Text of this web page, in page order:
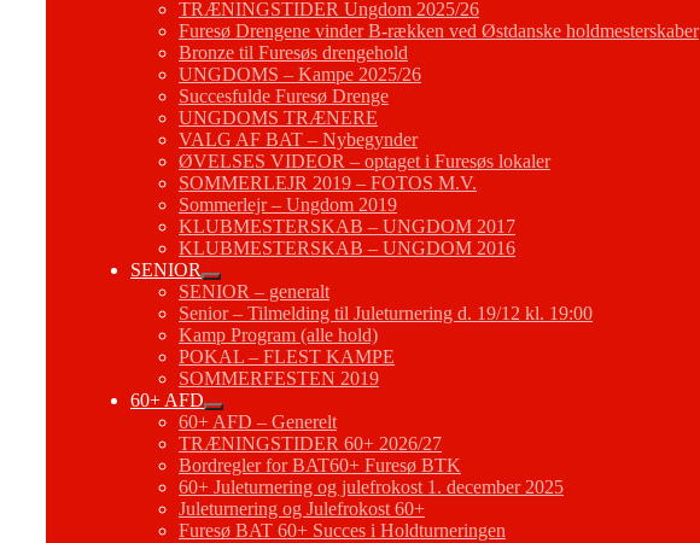
TRÆNINGSTIDER Ungdom 2025/26
Furesø Drengene vinder B-rækken ved Østdanske holdmesterskaber
Bronze til Furesøs drengehold
UNGDOMS – Kampe 2025/26
Succesfulde Furesø Drenge
UNGDOMS TRÆNERE
VALG AF BAT – Nybegynder
ØVELSES VIDEOR – optaget i Furesøs lokaler
SOMMERLEJR 2019 – FOTOS M.V.
Sommerlejr – Ungdom 2019
KLUBMESTERSKAB – UNGDOM 2017
KLUBMESTERSKAB – UNGDOM 2016
SENIOR
SENIOR – generalt
Senior – Tilmelding til Juleturnering d. 19/12 kl. 19:00
Kamp Program (alle hold)
POKAL – FLEST KAMPE
SOMMERFESTEN 2019
60+ AFD
60+ AFD – Generelt
TRÆNINGSTIDER 60+ 2026/27
Bordregler for BAT60+ Furesø BTK
60+ Juleturnering og julefrokost 1. december 2025
Juleturnering og Julefrokost 60+
Furesø BAT 60+ Succes i Holdturneringen